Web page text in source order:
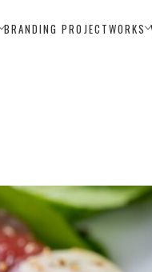
BRANDING PROJECTWORKS